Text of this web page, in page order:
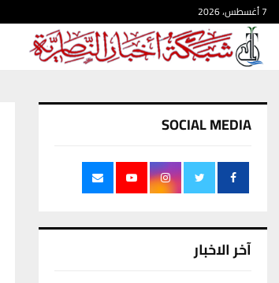
7 أغسطس، 2026
SOCIAL MEDIA
آخر الاخبار